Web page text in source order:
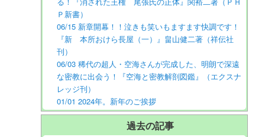
Ｐ新書）
06/15 新章開幕！！泣きも笑いもますます快調です！
『新 本所おけら長屋（一）』畠山健二著（祥伝社
刊）
06/03 稀代の超人・空海さんが完成した、明朗で深遠
な密教に出会う！『空海と密教解剖図鑑』（エクスナ
レッジ刊）
01/01 2024年。新年のご挨拶
過去の記事